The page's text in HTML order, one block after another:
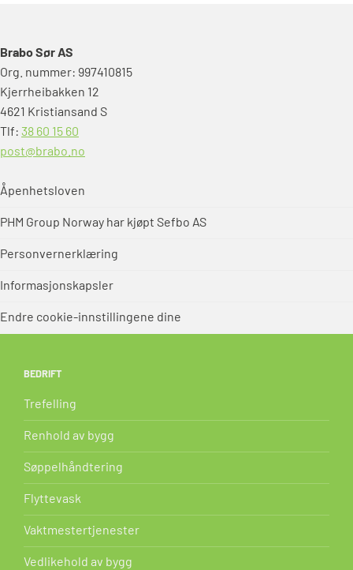
Brabo Sør AS
Org. nummer: 997410815
Kjerrheibakken 12
4621 Kristiansand S
Tlf: 38 60 15 60
post@brabo.no
Åpenhetsloven
PHM Group Norway har kjøpt Sefbo AS
Personvernerklæring
Informasjonskapsler
Endre cookie-innstillingene dine
BEDRIFT
Trefelling
Renhold av bygg
Søppelhåndtering
Flyttevask
Vaktmestertjenester
Vedlikehold av bygg